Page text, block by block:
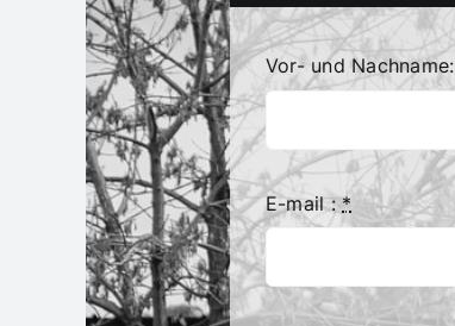
Vor- und Nachname:
E-mail :*